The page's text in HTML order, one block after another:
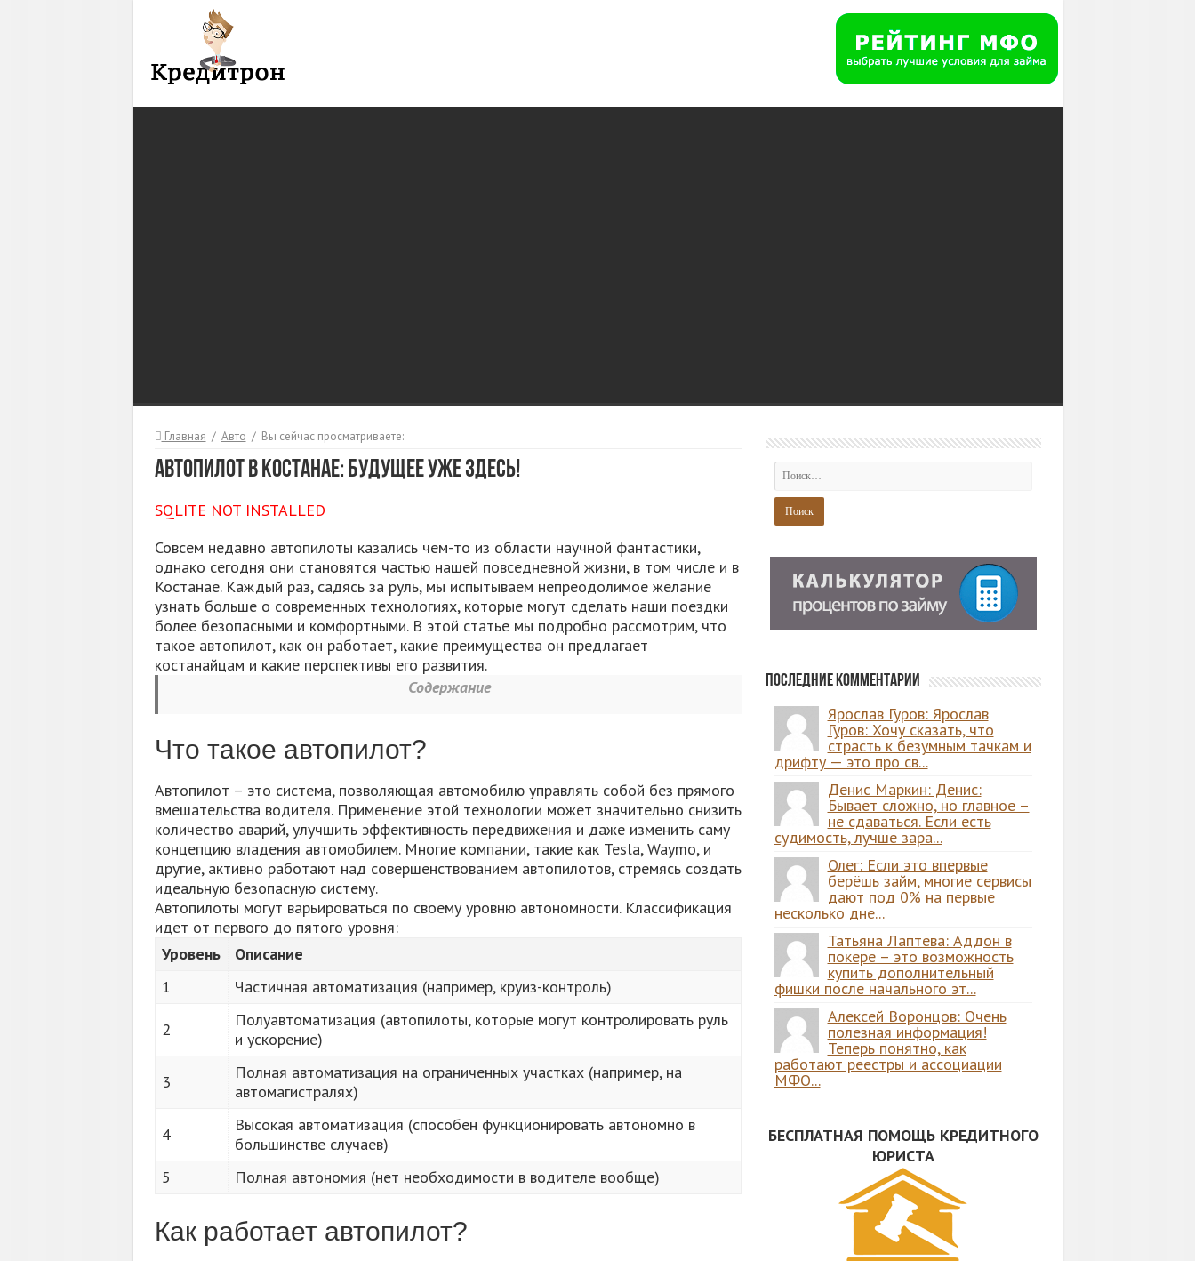
Главная / Авто / Вы сейчас просматриваете:
Автопилот в Костанае: Будущее уже здесь!
SQLITE NOT INSTALLED
Совсем недавно автопилоты казались чем-то из области научной фантастики,
однако сегодня они становятся частью нашей повседневной жизни, в том числе и в
Костанае. Каждый раз, садясь за руль, мы испытываем непреодолимое желание
узнать больше о современных технологиях, которые могут сделать наши поездки
более безопасными и комфортными. В этой статье мы подробно рассмотрим, что
такое автопилот, как он работает, какие преимущества он предлагает
костанайцам и какие перспективы его развития.
Содержание
Что такое автопилот?
Автопилот – это система, позволяющая автомобилю управлять собой без прямого
вмешательства водителя. Применение этой технологии может значительно снизить
количество аварий, улучшить эффективность передвижения и даже изменить саму
концепцию владения автомобилем. Многие компании, такие как Tesla, Waymo, и
другие, активно работают над совершенствованием автопилотов, стремясь создать
идеальную безопасную систему.
Автопилоты могут варьироваться по своему уровню автономности. Классификация
идет от первого до пятого уровня:
Уровень
Описание
1
Частичная автоматизация (например, круиз-контроль)
2
Полуавтоматизация (автопилоты, которые могут контролировать руль
и ускорение)
3
Полная автоматизация на ограниченных участках (например, на
автомагистралях)
4
Высокая автоматизация (способен функционировать автономно в
большинстве случаев)
5
Полная автономия (нет необходимости в водителе вообще)
Как работает автопилот?
Последние комментарии
Ярослав Гуров: Ярослав
Гуров: Хочу сказать, что
страсть к безумным тачкам и
дрифту — это про св...
Денис Маркин: Денис:
Бывает сложно, но главное –
не сдаваться. Если есть
судимость, лучше зара...
Олег: Если это впервые
берёшь займ, многие сервисы
дают под 0% на первые
несколько дне...
Татьяна Лаптева: Аддон в
покере – это возможность
купить дополнительный
фишки после начального эт...
Алексей Воронцов: Очень
полезная информация!
Теперь понятно, как
работают реестры и ассоциации
МФО...
БЕСПЛАТНАЯ ПОМОЩЬ КРЕДИТНОГО
ЮРИСТА